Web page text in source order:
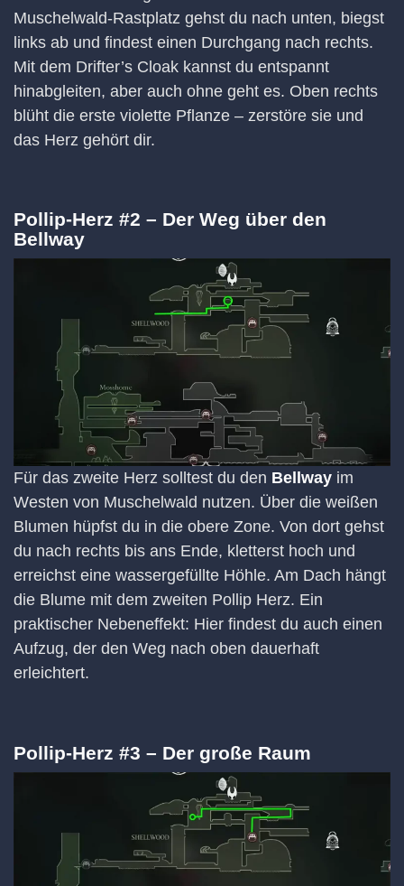
Muschelwald-Rastplatz gehst du nach unten, biegst
links ab und findest einen Durchgang nach rechts.
Mit dem Drifter’s Cloak kannst du entspannt
hinabgleiten, aber auch ohne geht es. Oben rechts
blüht die erste violette Pflanze – zerstöre sie und
das Herz gehört dir.
Pollip-Herz #2 – Der Weg über den
Bellway
Für das zweite Herz solltest du den Bellway im
Westen von Muschelwald nutzen. Über die weißen
Blumen hüpfst du in die obere Zone. Von dort gehst
du nach rechts bis ans Ende, kletterst hoch und
erreichst eine wassergefüllte Höhle. Am Dach hängt
die Blume mit dem zweiten Pollip Herz. Ein
praktischer Nebeneffekt: Hier findest du auch einen
Aufzug, der den Weg nach oben dauerhaft
erleichtert.
Pollip-Herz #3 – Der große Raum